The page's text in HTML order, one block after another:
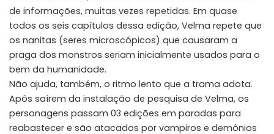
de informações, muitas vezes repetidas. Em quase
todos os seis capítulos dessa edição, Velma repete que
os nanitas (seres microscópicos) que causaram a
praga dos monstros seriam inicialmente usados para o
bem da humanidade.
Não ajuda, também, o ritmo lento que a trama adota.
Após saírem da instalação de pesquisa de Velma, os
personagens passam 03 edições em paradas para
reabastecer e são atacados por vampiros e demônios